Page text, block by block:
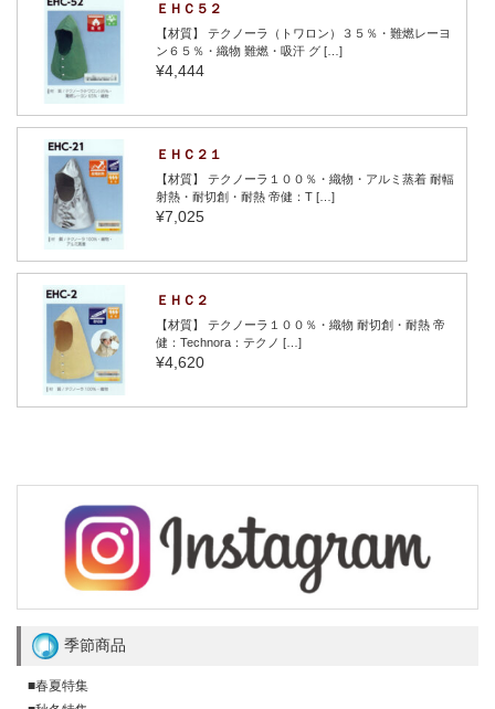
ＥＨＣ５２
【材質】 テクノーラ（トワロン）３５％・難燃レーヨ
ン６５％・織物 難燃・吸汗 グ […]
¥4,444
ＥＨＣ２１
【材質】 テクノーラ１００％・織物・アルミ蒸着 耐輻
射熱・耐切創・耐熱 帝健：T […]
¥7,025
ＥＨＣ２
【材質】 テクノーラ１００％・織物 耐切創・耐熱 帝
健：Technora：テクノ […]
¥4,620
季節商品
■春夏特集